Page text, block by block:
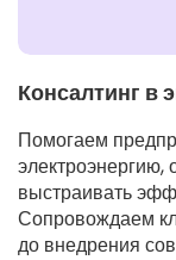
Консалтинг в
Помогаем
электроэнергию,
выстраивать
Сопровождаем
до внедрения